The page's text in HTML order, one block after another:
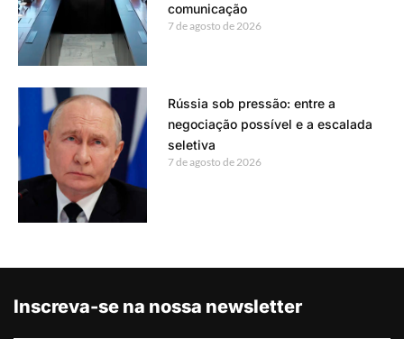
comunicação
7 de agosto de 2026
Rússia sob pressão: entre a
negociação possível e a escalada
seletiva
7 de agosto de 2026
Inscreva-se na nossa newsletter